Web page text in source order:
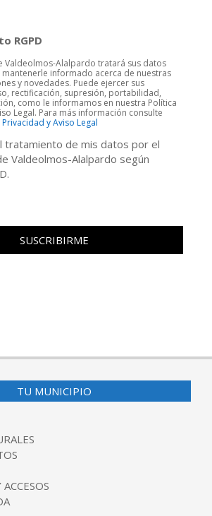
RGPD
Valdeolmos-Alalpardo tratará sus datos
informado acerca de nuestras
y novedades. Puede ejercer sus
rectificación, supresión, portabilidad,
como le informamos en nuestra Política
Legal. Para más información consulte
y Aviso Legal
tratamiento de mis datos por el
Valdeolmos-Alalpardo según
TU MUNICIPIO